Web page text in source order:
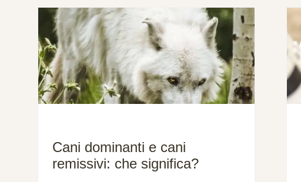
Cani dominanti e cani
remissivi: che significa?